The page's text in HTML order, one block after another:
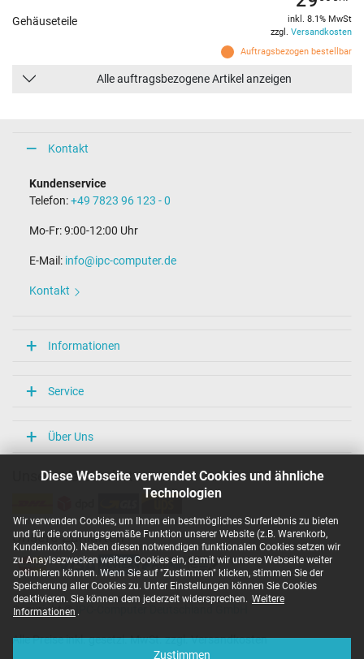
Diese Webseite verwendet Cookies und ähnliche
Technologien
Wir verwenden Cookies, um Ihnen ein bestmögliches Surferlebnis zu bieten
und für die ordnungsgemäße Funktion unserer Website (z.B. Warenkorb,
Kundenkonto). Neben diesen notwendigen funktionalen Cookies setzen wir
zu Anaylsezwecken weitere Cookies ein, damit wir unsere Webseite weiter
optimieren können. Wenn Sie auf "Zustimmen" klicken, stimmen Sie der
Speicherung aller Cookies zu. Unter Einstellungen können Sie Cookies
deaktivieren. Sie können dem jederzeit widersprechen. Weitere
Informationen .
Zustimmen
Gehäuseteile
Auftragsbezogen bestellbar
inkl. 8.1% MwSt
zzgl. Versandkosten
Alle auftragsbezogene Artikel anzeigen
Kontakt
Kundenservice
Telefon:+49 7823 96 123 - 0
Mo-Fr: 9:00-12:00 Uhr
E-Mail: info@ipc-computer.de
Kontakt
Informationen
Service
Über Uns
Unsere Versandarten
Unsere Zahlarten
Copyright ©
Alle Preise inkl. gesetzl. MwSt. zzgl. Versandkosten